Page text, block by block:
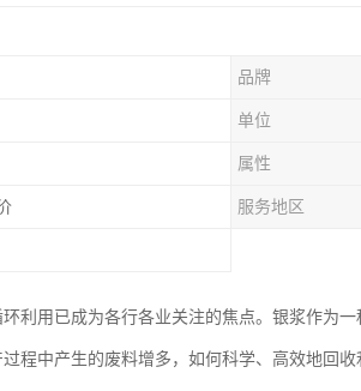
品牌
单位
属性
服务地区
利用已成为各行各业关注的焦点。银浆作为
程中产生的废料增多，如何科学、高效地回